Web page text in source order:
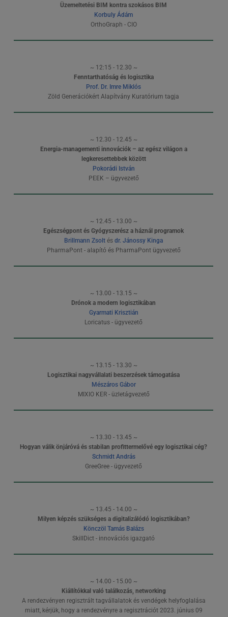
Üzemeltetési BIM kontra szokásos BIM
Korbuly Ádám
OrthoGraph - CIO
~ 12:15 - 12.30 ~
Fenntarthatóság és logisztika
Prof. Dr. Imre Miklós
Zöld Generációkért Alapítvány Kuratórium tagja
~ 12.30 - 12.45 ~
Energia-managementi innovációk – az egész világon a
legkeresettebbek között
Pokorádi István
PEEK – ügyvezető
~ 12.45 - 13.00 ~
Egészségpont és Gyógyszerész a háznál programok
Brillmann Zsolt és dr. Jánossy Kinga
PharmaPont - alapító és PharmaPont ügyvezető
~ 13.00 - 13.15 ~
Drónok a modern logisztikában
Gyarmati Krisztián
Loricatus - ügyvezető
~ 13.15 - 13.30 ~
Logisztikai nagyvállalati beszerzések támogatása
Mészáros Gábor
MIXIO KER - üzletágvezető
~ 13.30 - 13.45 ~
Hogyan válik önjáróvá és stabilan profittermelővé egy logisztikai cég?
Schmidt András
GreeGree - ügyvezető
~ 13.45 - 14.00 ~
Milyen képzés szükséges a digitalizálódó logisztikában?
Könczöl Tamás Balázs
SkillDict - innovációs igazgató
~ 14.00 - 15.00 ~
Kiállítókkal való találkozás, networking
A rendezvényen regisztrált tagvállalatok és vendégek helyfoglalása
miatt, kérjük, hogy a rendezvényre a regisztrációt 2023. június 09